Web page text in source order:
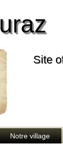
Site
Notre village